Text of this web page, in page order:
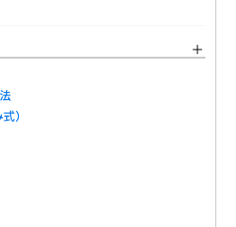
）